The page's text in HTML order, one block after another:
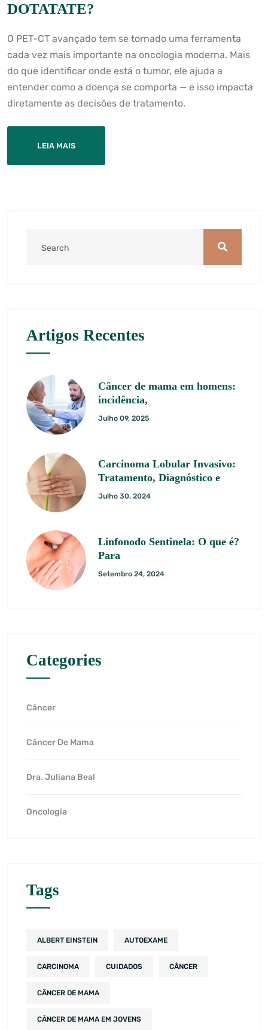
DOTATATE?
O PET-CT avançado tem se tornado uma ferramenta
cada vez mais importante na oncologia moderna. Mais
do que identificar onde está o tumor, ele ajuda a
entender como a doença se comporta — e isso impacta
diretamente as decisões de tratamento.
LEIA MAIS
Artigos Recentes
Câncer de mama em homens:
incidência,
Julho 09, 2025
Carcinoma Lobular Invasivo:
Tratamento, Diagnóstico e
Julho 30, 2024
Linfonodo Sentinela: O que é?
Para
Setembro 24, 2024
Categories
Câncer
Câncer De Mama
Dra. Juliana Beal
Oncologia
Tags
ALBERT EINSTEIN AUTOEXAME
CARCINOMA CUIDADOS CÂNCER
CÂNCER DE MAMA
CÂNCER DE MAMA EM JOVENS